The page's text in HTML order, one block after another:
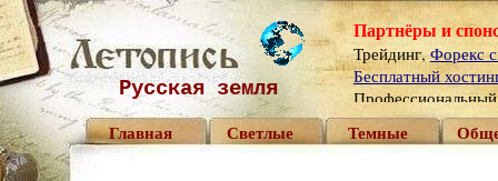
Русская земля
Главная
Светлые Темные
Партнёры и
Трейдинг,Форекс
Бесплатный